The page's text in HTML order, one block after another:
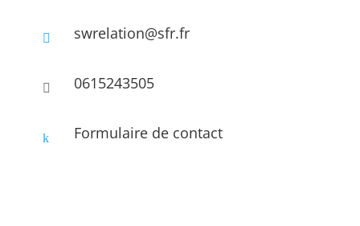
 swrelation@sfr.fr
 0615243505
k Formulaire de contact